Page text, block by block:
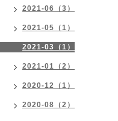
2021-06（3）
2021-05（1）
2021-03（1）
2021-01（2）
2020-12（1）
2020-08（2）